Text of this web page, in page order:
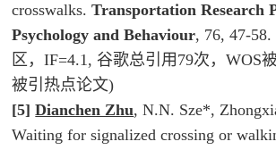
crosswalks.Transportation Research
Psychology and Behaviour, 76, 47-58.
区，IF=4.1, 谷歌总引用79次，WOS
被引热点论文)
[5]Dianchen Zhu, N.N. Sze*,
Waiting for signalized crossing or